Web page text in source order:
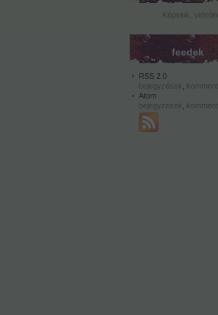
Képeink,
feedek
RSS 2.0
bejegyzések
Atom
bejegyzések